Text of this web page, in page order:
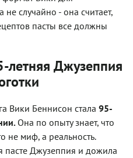
случайно - она считает,
пасты все должны
летняя Джузеппия
Вики Беннисон стала 95-
Она по опыту знает, что
не миф, а реальность.
Джузеппия и дожила